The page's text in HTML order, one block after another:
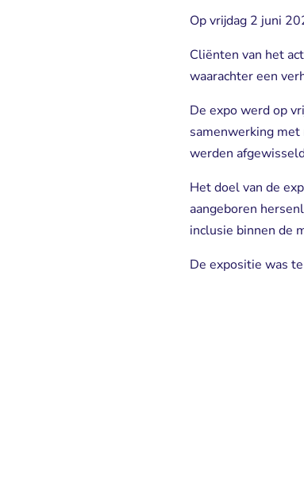
Op vrijdag 2 juni
Cliënten van het
waarachter een
De expo werd op
samenwerking met
werden
Het doel van de
aangeboren
inclusie binnen de
De expositie was